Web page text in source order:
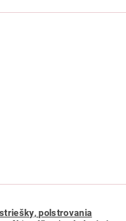
polstrovania